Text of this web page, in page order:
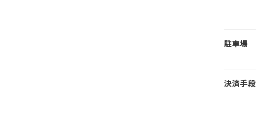
駐車場
決済手段